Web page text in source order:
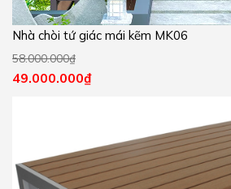
Nhà chòi tứ giác mái kẽm MK06
58.000.000₫
49.000.000₫